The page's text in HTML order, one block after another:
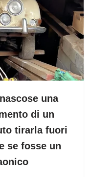
una
di un
tirarla fuori
se fosse un